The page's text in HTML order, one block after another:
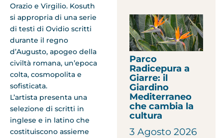
Orazio e Virgilio. Kosuth
si appropria di una serie
di testi di Ovidio scritti
durante il regno
d’Augusto, apogeo della
civiltà romana, un’epoca
colta, cosmopolita e
sofisticata.
L’artista presenta una
selezione di scritti in
inglese e in latino che
costituiscono assieme
Parco
Radicepura a
Giarre: il
Giardino
Mediterraneo
che cambia la
cultura
3 Agosto 2026